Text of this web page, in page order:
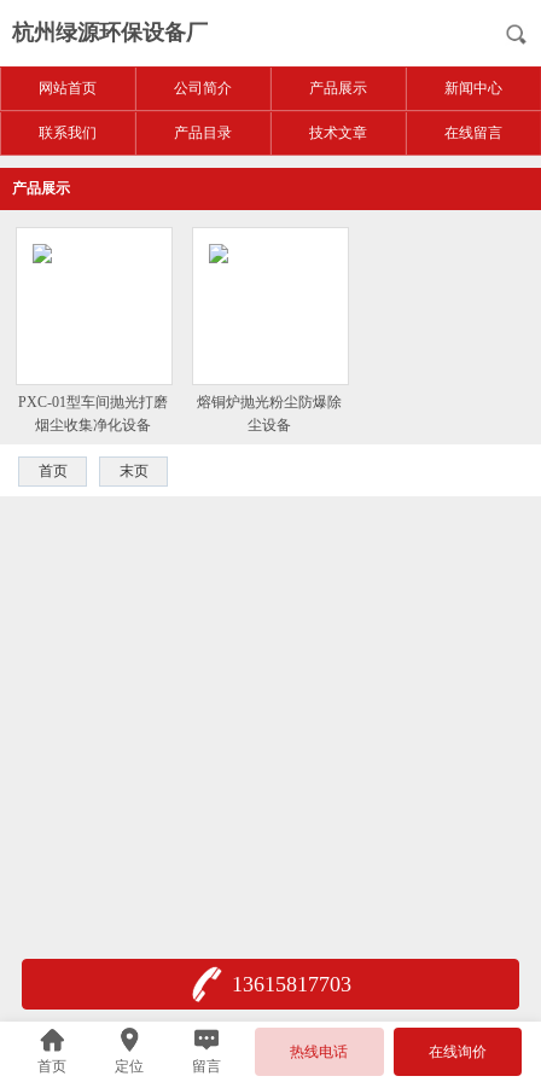
杭州绿源环保设备厂
网站首页 公司简介 产品展示 新闻中心
联系我们 产品目录 技术文章 在线留言
产品展示
PXC-01型车间抛光打磨
烟尘收集净化设备
熔铜炉抛光粉尘防爆除
尘设备
首页 末页
13615817703
首页 定位 留言
热线电话 在线询价